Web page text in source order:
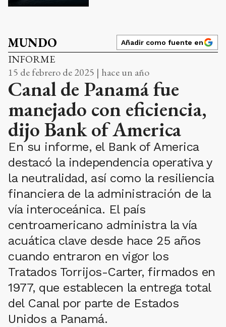
MUNDO Añadir como fuente en
INFORME
15 de febrero de 2025 | hace un año
Canal de Panamá fue
manejado con eficiencia,
dijo Bank of America
En su informe, el Bank of America
destacó la independencia operativa y
la neutralidad, así como la resiliencia
financiera de la administración de la
vía interoceánica. El país
centroamericano administra la vía
acuática clave desde hace 25 años
cuando entraron en vigor los
Tratados Torrijos-Carter, firmados en
1977, que establecen la entrega total
del Canal por parte de Estados
Unidos a Panamá.